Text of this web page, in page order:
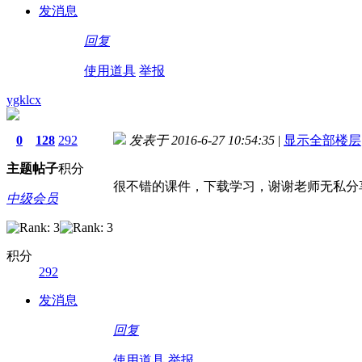
发消息
回复
使用道具 举报
ygklcx
0
主题
128
帖子
292
积分
中级会员
积分
292
发消息
发表于 2016-6-27 10:54:35 | 显示全部楼层
很不错的课件，下载学习，谢谢老师无私分
回复